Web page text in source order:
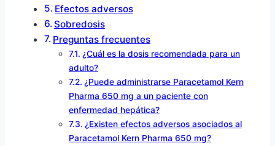
Efectos adversos
Sobredosis
Preguntas frecuentes
¿Cuál es la dosis recomendada para un
adulto?
¿Puede administrarse Paracetamol Kern
Pharma 650 mg a un paciente con
enfermedad hepática?
¿Existen efectos adversos asociados al
Paracetamol Kern Pharma 650 mg?